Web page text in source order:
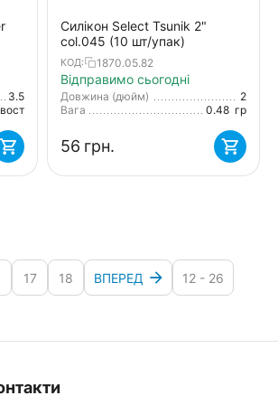
3.5
Силікон Select Tsunik 2"
col.045 (10 шт/упак)
КОД: 1870.05.82
Відправимо сьогодні
Довжина (дюйм)
2
Вага
0.48 гр
‍56‍ грн.
17 18 ВПЕРЕД 12 - 26